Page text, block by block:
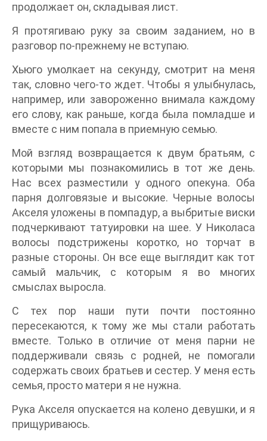
продолжает он, складывая лист.
Я протягиваю руку за своим заданием, но в
разговор по-прежнему не вступаю.
Хьюго умолкает на секунду, смотрит на меня
так, словно чего-то ждет. Чтобы я улыбнулась,
например, или завороженно внимала каждому
его слову, как раньше, когда была помладше и
вместе с ним попала в приемную семью.
Мой взгляд возвращается к двум братьям, с
которыми мы познакомились в тот же день.
Нас всех разместили у одного опекуна. Оба
парня долговязые и высокие. Черные волосы
Акселя уложены в помпадур, а выбритые виски
подчеркивают татуировки на шее. У Николаса
волосы подстрижены коротко, но торчат в
разные стороны. Он все еще выглядит как тот
самый мальчик, с которым я во многих
смыслах выросла.
С тех пор наши пути почти постоянно
пересекаются, к тому же мы стали работать
вместе. Только в отличие от меня парни не
поддерживали связь с родней, не помогали
содержать своих братьев и сестер. У меня есть
семья, просто матери я не нужна.
Рука Акселя опускается на колено девушки, и я
прищуриваюсь.